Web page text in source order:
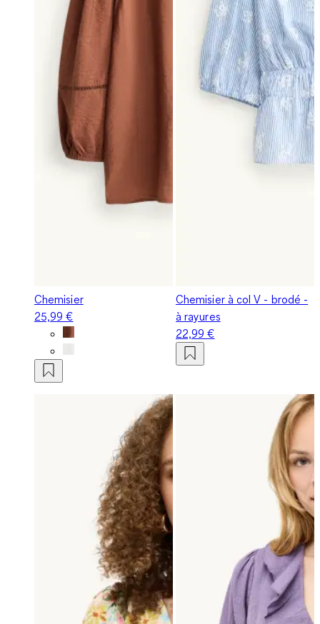
Chemisier
25,99 €
Chemisier à col V - brodé -
à rayures
22,99 €